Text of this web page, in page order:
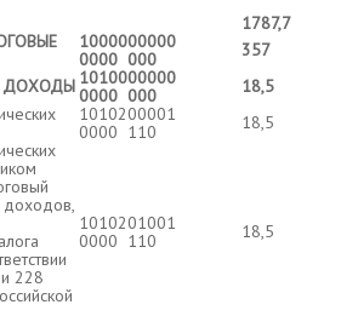
1787,7
1000000000
0000 000
357
ДОХОДЫ 1010000000
0000 000
18,5
1010200001
0000 110
18,5
доходов,
и 228
1010201001
0000 110
18,5